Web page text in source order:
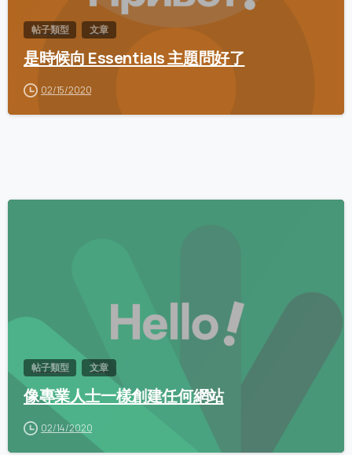
帖子類型 文章
是時候向 Essentials 主題問好了
02/15/2020
帖子類型 文章
像專業人士一樣創建任何網站
02/14/2020